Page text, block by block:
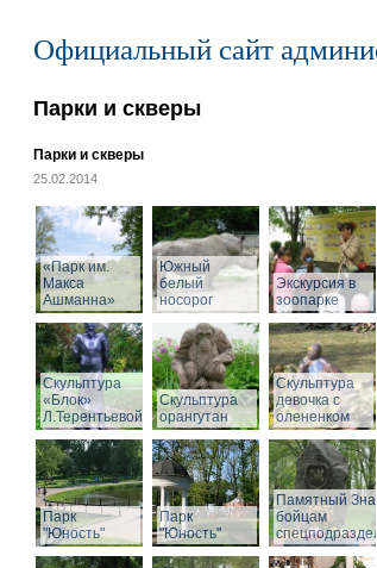
Официальный сайт
Парки и скверы
Парки и скверы
25.02.2014
«Парк им.
Макса
Ашманна»
Южный
белый
носорог
Экскурсия в
зоопарке
Скульптура
«Блок»
Л.Терентьевой
Скульптура
орангутан
Скульптура
девочка с
олененком
Парк
"Юность"
Парк
"Юность"
Памятный Знак
бойцам